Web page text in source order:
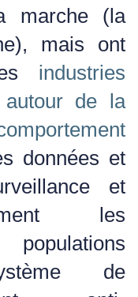
marche (la
mais ont
industries
autour de la
données et
et
les
de